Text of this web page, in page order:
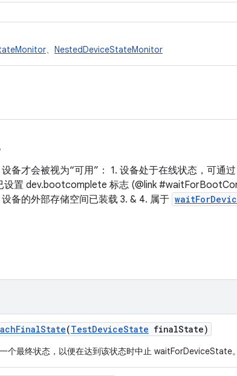
、 NestedDeviceStateMonitor
备才会被视为“可用”： 1. 设备处于在线状态，可通
设置 dev.bootcomplete 标志 (@link
备的外部存储空间已装载 3. & 4. 属于
FinalState(TestDeviceState finalState)
个最终状态，以便在达到该状态时中止 waitForDeviceState